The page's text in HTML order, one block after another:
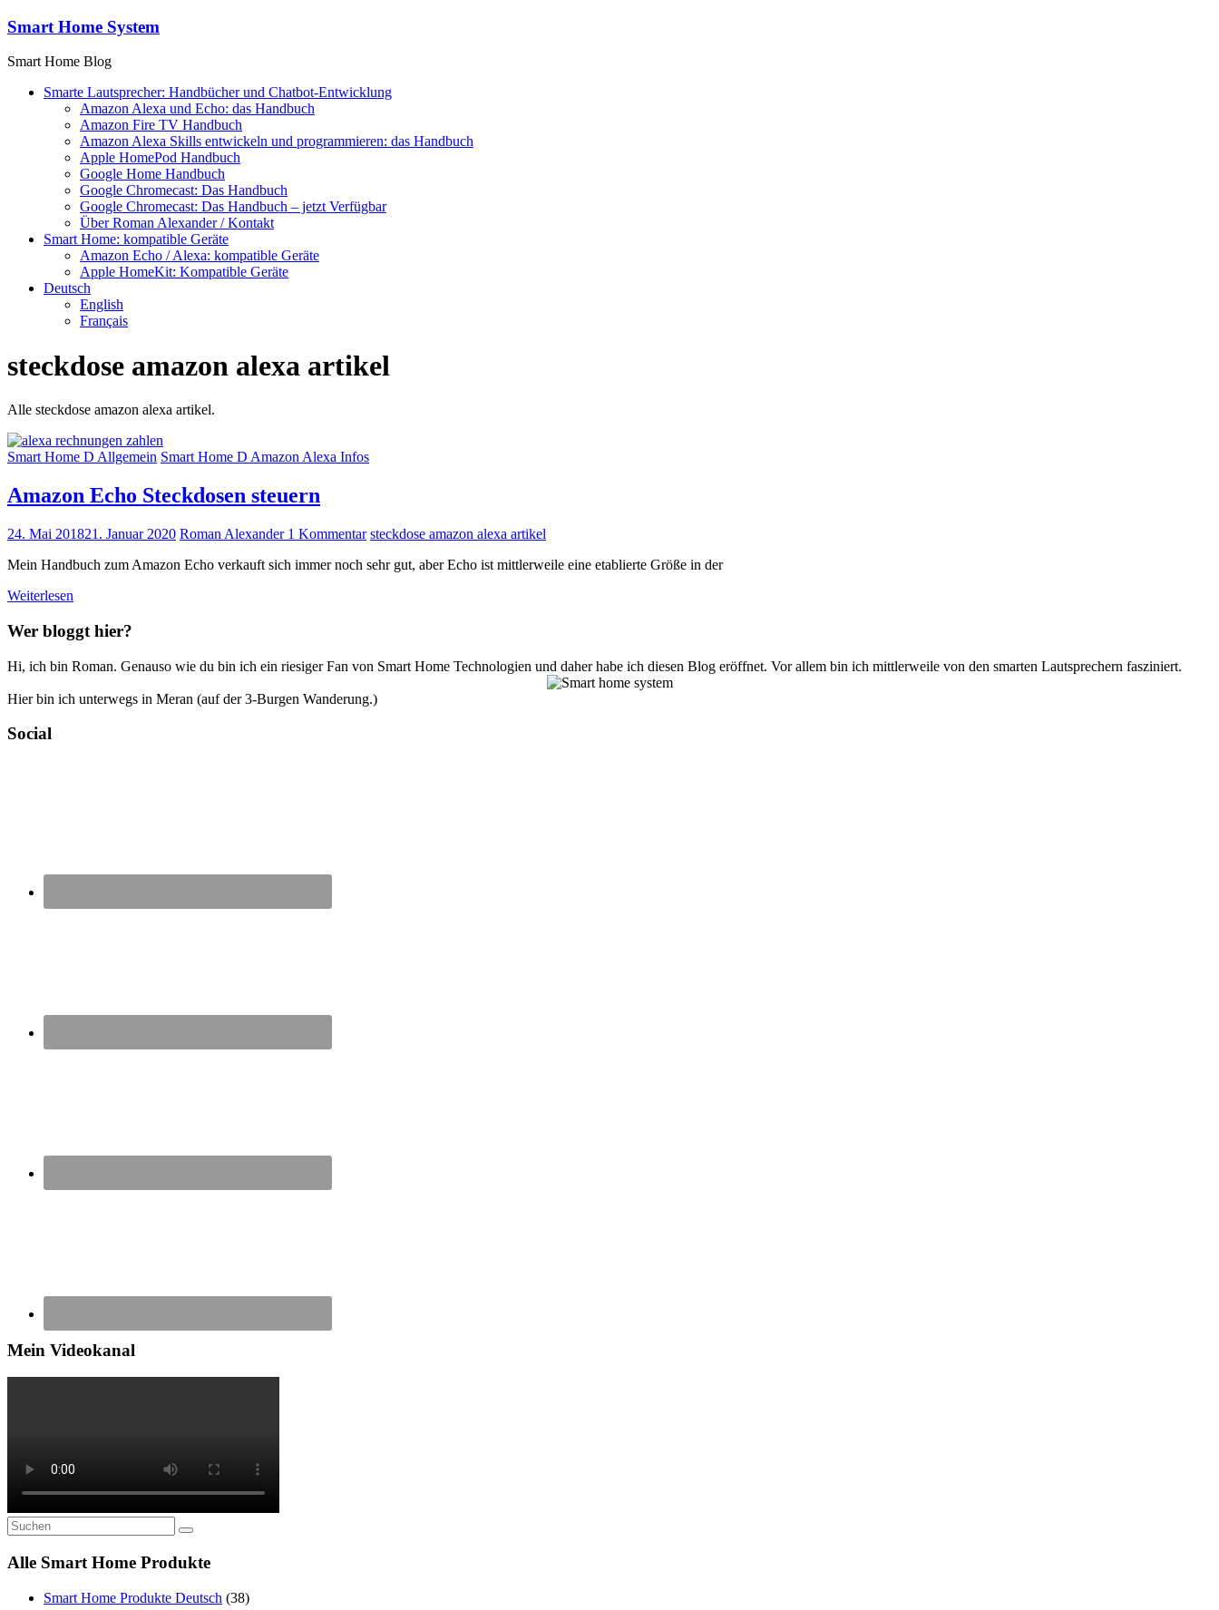
Zum
springen
Smart Home System
Smart Home Blog
Smarte Lautsprecher: Handbücher und Chatbot-Entwicklung
Amazon Alexa und Echo: das Handbuch
Amazon Fire TV Handbuch
Amazon Alexa Skills entwickeln und programmieren: das Handbuch
Apple HomePod Handbuch
Google Home Handbuch
Google Chromecast: Das Handbuch
Google Chromecast: Das Handbuch – jetzt Verfügbar
Über Roman Alexander / Kontakt
Smart Home: kompatible Geräte
Amazon Echo / Alexa: kompatible Geräte
Apple HomeKit: Kompatible Geräte
Deutsch
English
Français
steckdose amazon alexa artikel
Alle steckdose amazon alexa artikel.
Smart Home D Allgemein Smart Home D Amazon Alexa Infos
Amazon Echo Steckdosen steuern
24. Mai 201821. Januar 2020 Roman Alexander 1 Kommentar steckdose amazon alexa artikel
Mein Handbuch zum Amazon Echo verkauft sich immer noch sehr gut, aber Echo ist mittlerweile eine etablierte Größe in der
Weiterlesen
Wer bloggt hier?
Hi, ich bin Roman. Genauso wie du bin ich ein riesiger Fan von Smart Home Technologien und daher habe ich diesen Blog eröffnet. Vor allem bin ich mittlerweile von den smarten Lautsprechern fasziniert.
Hier bin ich unterwegs in Meran (auf der 3-Burgen Wanderung.)
Social
Mein Videokanal
Alle Smart Home Produkte
Smart Home Produkte Deutsch (38)